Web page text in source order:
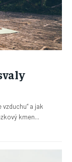
a jak
ovládat pomocné dýchací svaly. Mozkový kmen...